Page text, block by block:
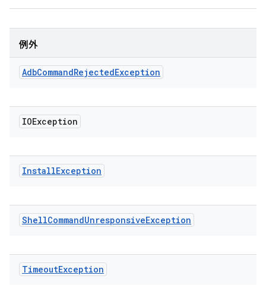
例外
AdbCommandRejectedException
IOException
InstallException
ShellCommandUnresponsiveException
TimeoutException